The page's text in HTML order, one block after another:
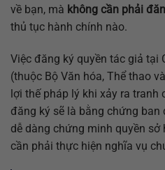
về bạn, mà không cần phải
thủ tục hành chính nào.
Việc đăng ký quyền tác giả tại
(thuộc Bộ Văn hóa, Thể thao
lợi thế pháp lý khi xảy ra tranh
đăng ký sẽ là bằng chứng
dễ dàng chứng minh quyền
cần phải thực hiện nghĩa vụ